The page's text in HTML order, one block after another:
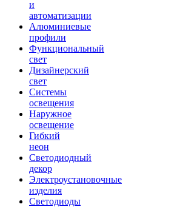
и
автоматизации
Алюминиевые
профили
Функциональный
свет
Дизайнерский
свет
Системы
освещения
Наружное
освещение
Гибкий
неон
Светодиодный
декор
Электроустановочные
изделия
Светодиоды